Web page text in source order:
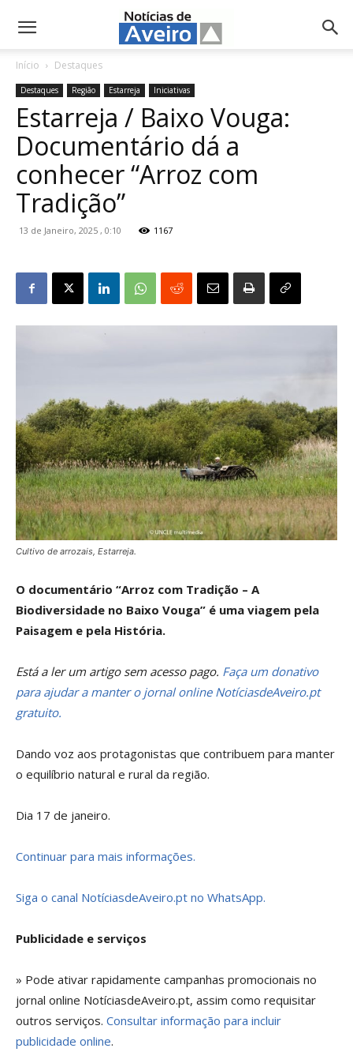
NotíciasdeAveiro.pt
Início Destaques
Destaques Região Estarreja Iniciativas
Estarreja / Baixo Vouga:
Documentário dá a
conhecer “Arroz com
Tradição”
13 de Janeiro, 2025 , 0:10 1167
Cultivo de arrozais, Estarreja.
O documentário “Arroz com Tradição – A
Biodiversidade no Baixo Vouga” é uma viagem pela
Paisagem e pela História.
Está a ler um artigo sem acesso pago. Faça um donativo
para ajudar a manter o jornal online NotíciasdeAveiro.pt
gratuito.
Dando voz aos protagonistas que contribuem para manter
o equilíbrio natural e rural da região.
Dia 17 de janeiro.
Continuar para mais informações.
Siga o canal NotíciasdeAveiro.pt no WhatsApp.
Publicidade e serviços
» Pode ativar rapidamente campanhas promocionais no
jornal online NotíciasdeAveiro.pt, assim como requisitar
outros serviços. Consultar informação para incluir
publicidade online.